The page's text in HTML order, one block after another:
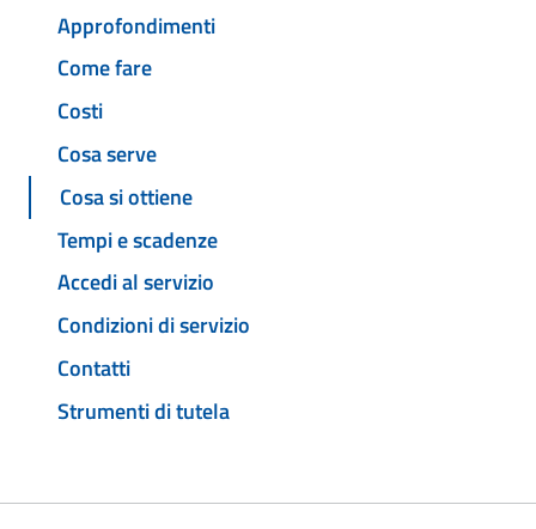
Approfondimenti
Come fare
Costi
Cosa serve
Cosa si ottiene
Tempi e scadenze
Accedi al servizio
Condizioni di servizio
Contatti
Strumenti di tutela